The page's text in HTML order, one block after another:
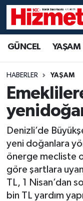
GÜNCEL YAŞAM
HABERLER YAŞAM
Denizli’de
yeni doğanlara
önerge mecliste
göre şartlara
TL, 1 Nisan’dan
bin TL yardım
YAŞAM
SİYASET
SAĞLIK
EKONOMİ
KÜLTÜR
SPOR
Denizli Hava
Denizli Trafik
Süper Lig
Tüm Manşetler
Son Dakika
Haber Arşivi